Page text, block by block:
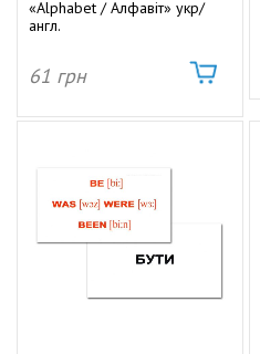
«Alphabet / Алфавіт» укр/
англ.
61 грн